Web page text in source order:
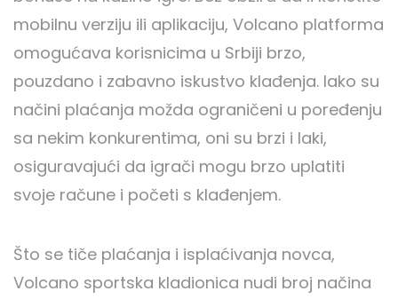
mobilnu verziju ili aplikaciju, Volcano platforma
omogućava korisnicima u Srbiji brzo,
pouzdano i zabavno iskustvo klađenja. Iako su
načini plaćanja možda ograničeni u poređenju
sa nekim konkurentima, oni su brzi i laki,
osiguravajući da igrači mogu brzo uplatiti
svoje račune i početi s klađenjem.
Što se tiče plaćanja i isplaćivanja novca,
Volcano sportska kladionica nudi broj načina